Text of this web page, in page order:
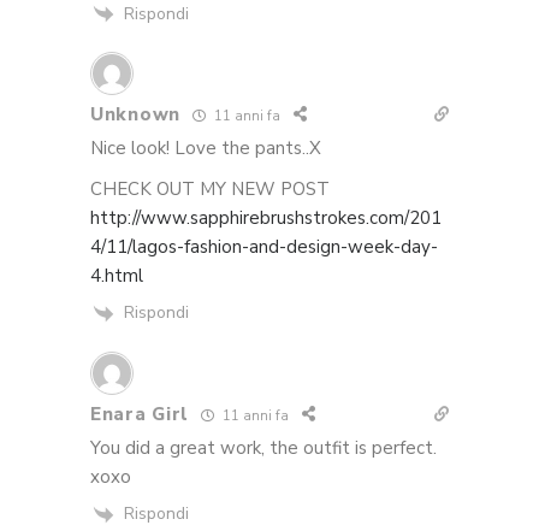
Rispondi
Unknown 11 anni fa
Nice look! Love the pants..X
CHECK OUT MY NEW POST
http://www.sapphirebrushstrokes.com/201
4/11/lagos-fashion-and-design-week-day-
4.html
Rispondi
Enara Girl 11 anni fa
You did a great work, the outfit is perfect.
xoxo
Rispondi